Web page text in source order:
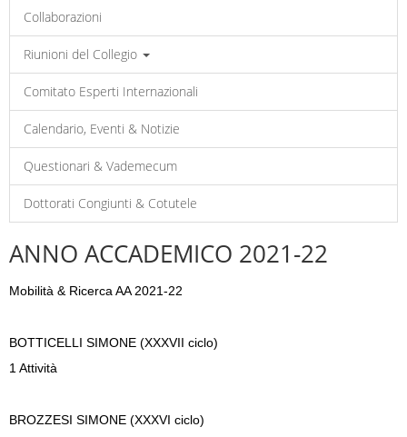
Collaborazioni
Riunioni del Collegio
Comitato Esperti Internazionali
Calendario, Eventi & Notizie
Questionari & Vademecum
Dottorati Congiunti & Cotutele
ANNO ACCADEMICO 2021-22
Mobilità & Ricerca AA 2021-22
BOTTICELLI SIMONE (XXXVII ciclo)
1 Attività
BROZZESI SIMONE (XXXVI ciclo)